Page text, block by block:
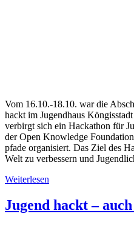
Vom 16.10.-18.10. war die
hackt im Jugendhaus
verbirgt sich ein Hackathon für
der Open Knowledge
pfade organisiert. Das Ziel des
Welt zu verbessern und
Weiterlesen
Jugend hackt –